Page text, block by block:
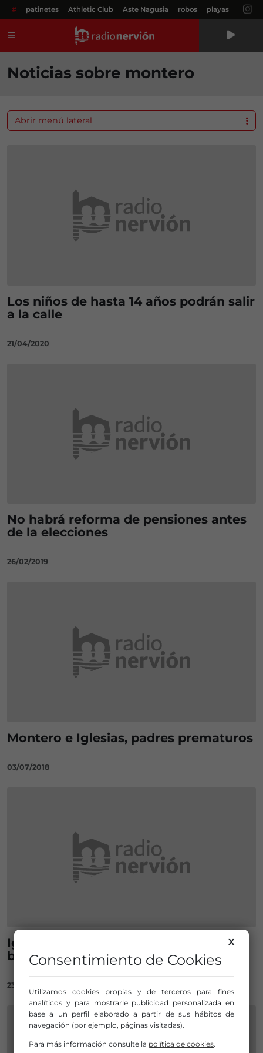
# patinetes Athletic Club Aste Nagusia robos playas
Noticias sobre montero
Los niños de hasta 14 años podrán salir
a la calle
21/04/2020
No habrá reforma de pensiones antes
de la elecciones
26/02/2019
Montero e Iglesias, padres prematuros
03/07/2018
Iglesias dimitirá si la participación es
baja
23/05/2018
Abrir menú lateral
X
Consentimiento de Cookies
Utilizamos cookies propias y de terceros para fines
analíticos y para mostrarle publicidad personalizada en
base a un perfil elaborado a partir de sus hábitos de
navegación (por ejemplo, páginas visitadas).
Para más información consulte la política de cookies.